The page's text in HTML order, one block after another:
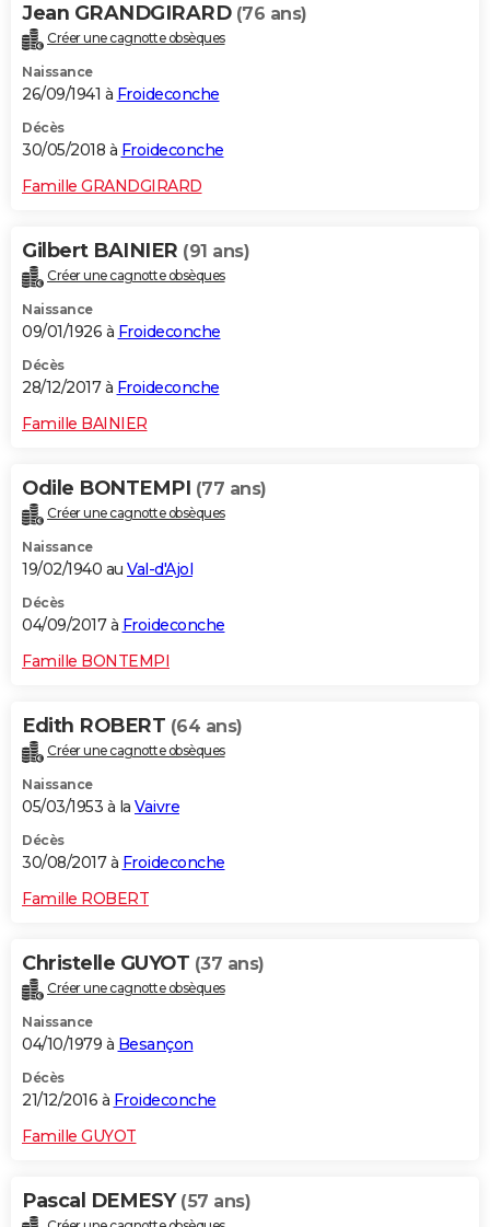
Jean GRANDGIRARD (76 ans)
Créer une cagnotte obsèques
Naissance
26/09/1941 à Froideconche
Décès
30/05/2018 à Froideconche
Famille GRANDGIRARD
Gilbert BAINIER (91 ans)
Créer une cagnotte obsèques
Naissance
09/01/1926 à Froideconche
Décès
28/12/2017 à Froideconche
Famille BAINIER
Odile BONTEMPI (77 ans)
Créer une cagnotte obsèques
Naissance
19/02/1940 au Val-d'Ajol
Décès
04/09/2017 à Froideconche
Famille BONTEMPI
Edith ROBERT (64 ans)
Créer une cagnotte obsèques
Naissance
05/03/1953 à la Vaivre
Décès
30/08/2017 à Froideconche
Famille ROBERT
Christelle GUYOT (37 ans)
Créer une cagnotte obsèques
Naissance
04/10/1979 à Besançon
Décès
21/12/2016 à Froideconche
Famille GUYOT
Pascal DEMESY (57 ans)